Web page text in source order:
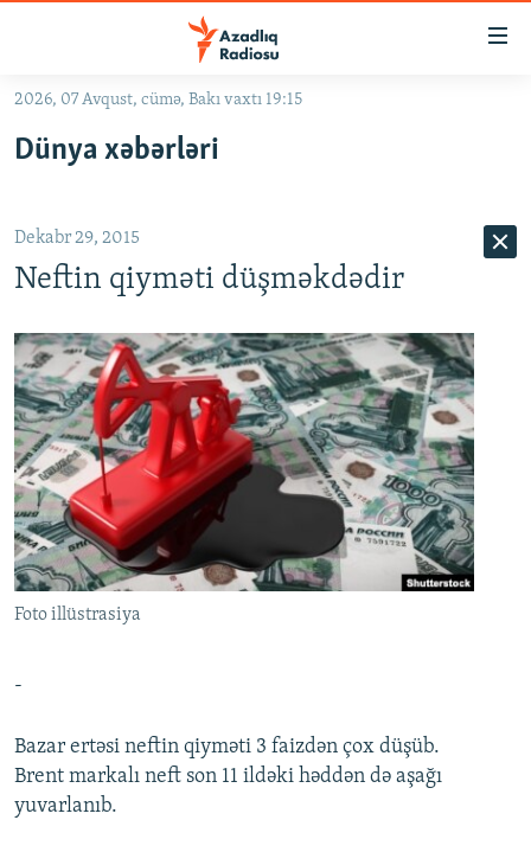
Əsas
qayıt
qayıt
Axtarışa
#İZAHLA
FƏRQƏ BAX
QANUNI DOĞRU
ARAŞDIRMA
MULTIMEDIA
VIDEO
FOTOQALEREYA
İNFOQRAFIKA
KARIKATURA
RADIO ARXIV
OXU ZALI
AZƏRBAYCAN ƏDƏBIYYATI KITABXANASI
İSLAM VƏ DEMOKRATIYA
HAQQIMIZDA
MISSIYAMIZ
PEŞƏ ETIKASI VƏ JURNALISTIKA STANDARTLARIMIZ
XƏBƏR BÜLLETENLƏRIMIZ
BIZI IZLƏ
2026, 07 Avqust, cümə, Bakı vaxtı 19:15
Dünya xəbərləri
Dekabr 29, 2015
Neftin qiyməti düşməkdədir
Foto illüstrasiya
-
Bazar ertəsi neftin qiyməti 3 faizdən çox düşüb.
Brent markalı neft son 11 ildəki həddən də aşağı
yuvarlanıb.